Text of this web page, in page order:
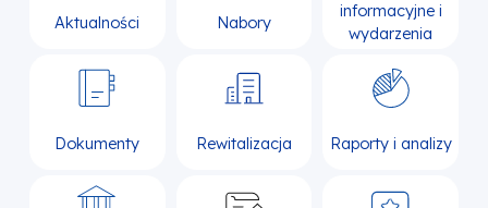
Aktualności Nabory
informacyjne i
wydarzenia
Dokumenty Rewitalizacja Raporty i analizy